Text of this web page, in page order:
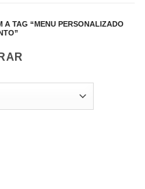
A TAG “MENU PERSONALIZADO